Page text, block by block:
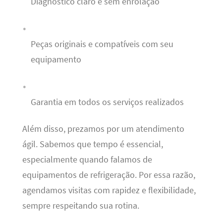
Peças originais e compatíveis com seu
equipamento
Garantia em todos os serviços realizados
Além disso, prezamos por um atendimento
ágil. Sabemos que tempo é essencial,
especialmente quando falamos de
equipamentos de refrigeração. Por essa razão,
agendamos visitas com rapidez e flexibilidade,
sempre respeitando sua rotina.